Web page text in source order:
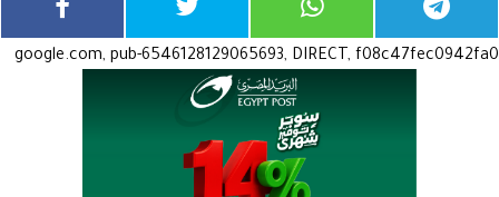
google.com, pub-6546128129065693, DIRECT, f08c47fec0942fa0